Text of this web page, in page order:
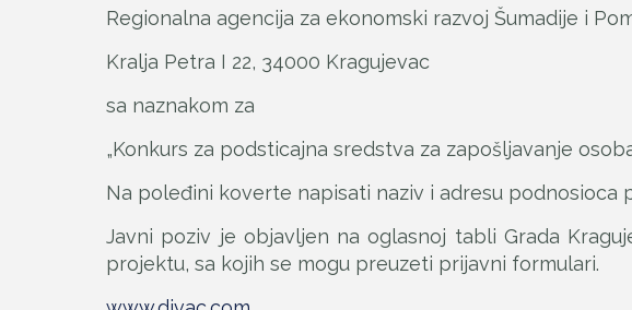
Regionalna agencija za ekonomski razvoj Šumadije i
Kralja Petra I 22, 34000 Kragujevac
sa naznakom za
„Konkurs za podsticajna sredstva za zapošljavanje
Na poleđini koverte napisati naziv i adresu podnosioca
Javni poziv je objavljen na oglasnoj tabli Grada
projektu, sa kojih se mogu preuzeti prijavni formulari.